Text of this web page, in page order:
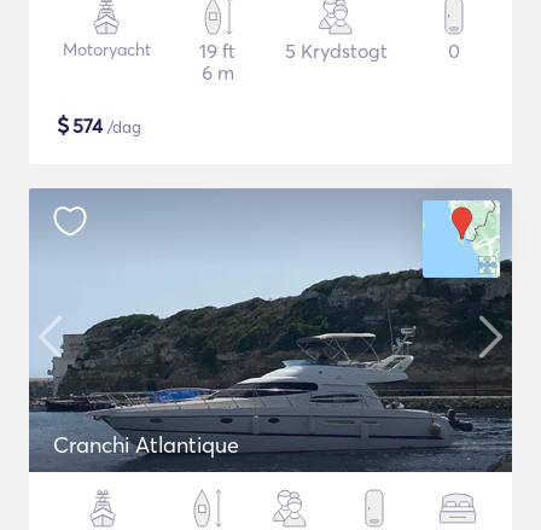
Motoryacht
19 ft
6 m
5 Krydstogt 0
$574/dag
Cranchi Atlantique